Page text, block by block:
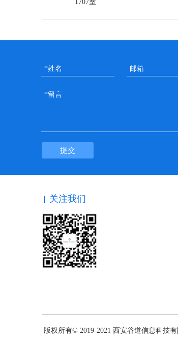
1707室
提交
关注我们
版权所有© 2019-2021 西安谷道信息科技有